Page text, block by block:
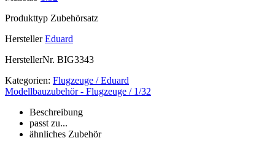
Produkttyp Zubehörsatz
Hersteller Eduard
HerstellerNr. BIG3343
Kategorien: Flugzeuge / Eduard
Modellbauzubehör - Flugzeuge / 1/32
Beschreibung
passt zu...
ähnliches Zubehör